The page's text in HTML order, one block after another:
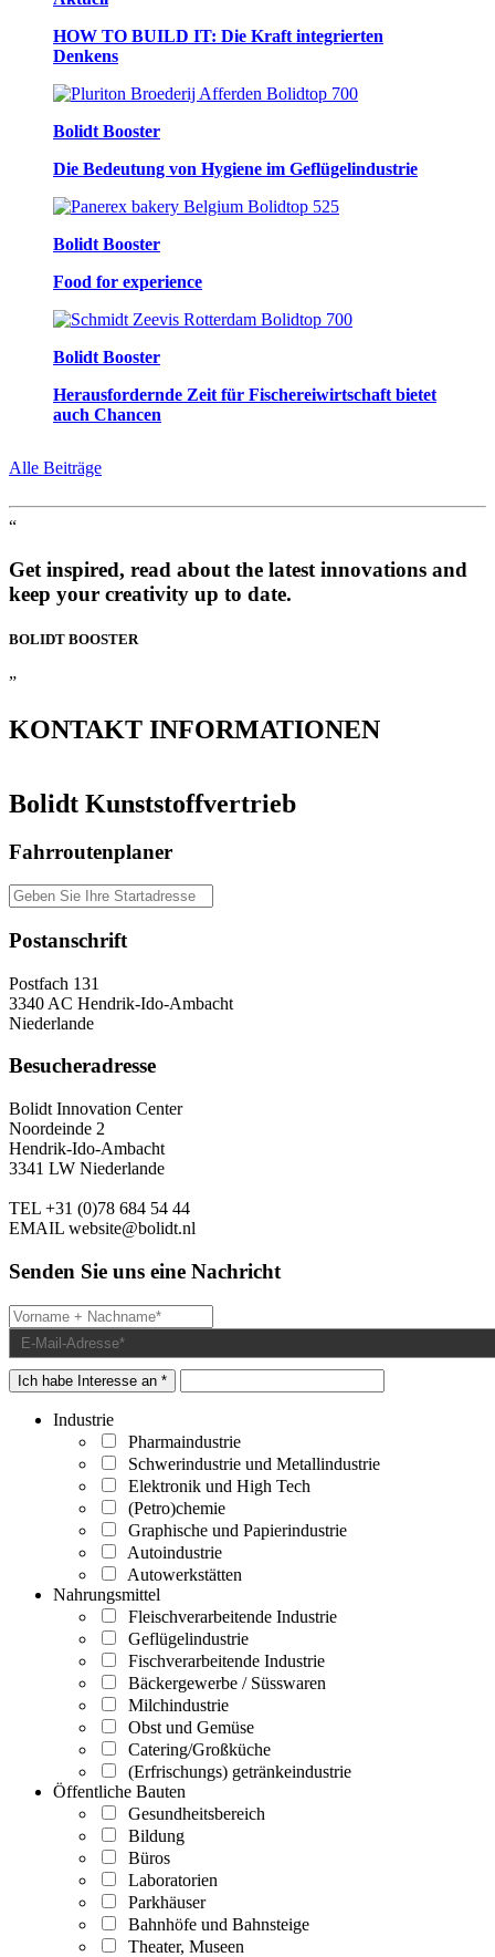
HOW TO BUILD IT: Die Kraft integrierten
Denkens
Bolidt Booster
Die Bedeutung von Hygiene im Geflügelindustrie
Bolidt Booster
Food for experience
Bolidt Booster
Herausfordernde Zeit für Fischereiwirtschaft bietet
auch Chancen
Alle Beiträge
“
Get inspired, read about the latest innovations and
keep your creativity up to date.
BOLIDT BOOSTER
”
KONTAKT INFORMATIONEN
Bolidt Kunststoffvertrieb
Fahrroutenplaner
Postanschrift
Postfach 131
3340 AC Hendrik-Ido-Ambacht
Niederlande
Besucheradresse
Bolidt Innovation Center
Noordeinde 2
Hendrik-Ido-Ambacht
3341 LW Niederlande
TEL +31 (0)78 684 54 44
EMAIL website@bolidt.nl
Senden Sie uns eine Nachricht
Ich habe Interesse an *
Industrie
Pharmaindustrie
Schwerindustrie und Metallindustrie
Elektronik und High Tech
(Petro)chemie
Graphische und Papierindustrie
Autoindustrie
Autowerkstätten
Nahrungsmittel
Fleischverarbeitende Industrie
Geflügelindustrie
Fischverarbeitende Industrie
Bäckergewerbe / Süsswaren
Milchindustrie
Obst und Gemüse
Catering/Großküche
(Erfrischungs) getränkeindustrie
Öffentliche Bauten
Gesundheitsbereich
Bildung
Büros
Laboratorien
Parkhäuser
Bahnhöfe und Bahnsteige
Theater, Museen